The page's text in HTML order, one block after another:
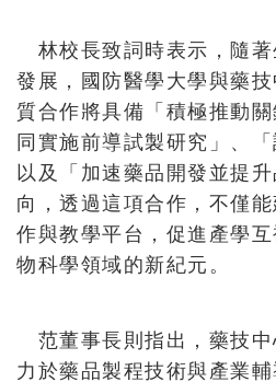
林校長致詞時表示，隨著
發展，國防醫學大學與藥
質合作將具備「積極推動
同實施前導試製研究」、「
以及「加速藥品開發並提
向，透過這項合作，不僅
作與教學平台，促進產學
物科學領域的新紀元。
范董事長則指出，藥技中
力於藥品製程技術與產業